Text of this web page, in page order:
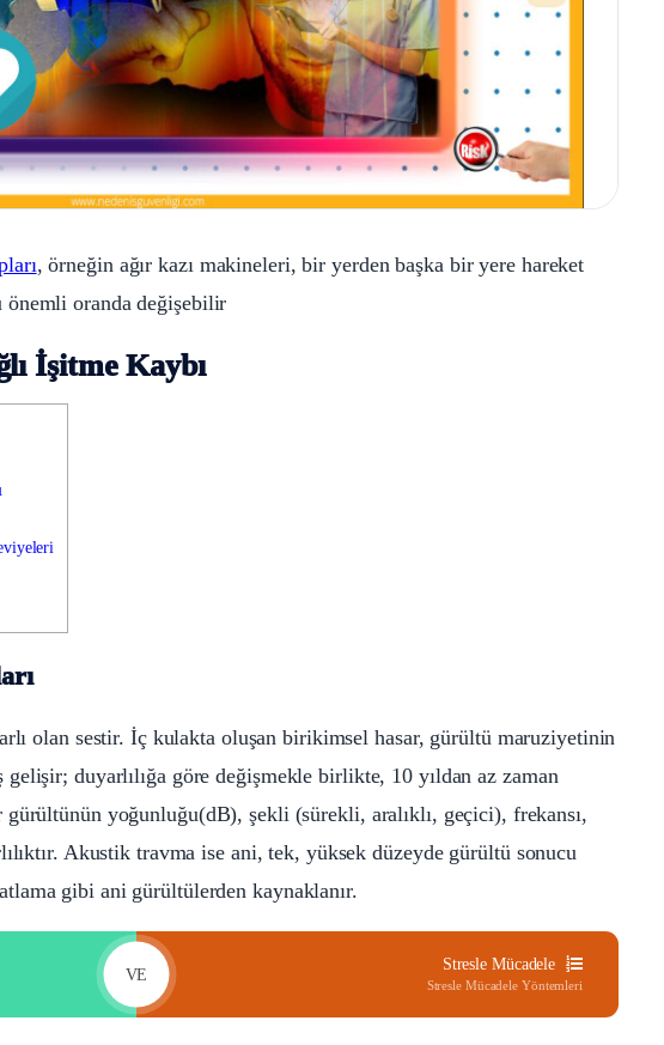
, örneğin ağır kazı makineleri, bir yerden başka bir yere hareket
oranda değişebilir
İşitme Kaybı
olan sestir. İç kulakta oluşan birikimsel hasar, gürültü maruziyetinin
duyarlılığa göre değişmekle birlikte, 10 yıldan az zaman
yoğunluğu(dB), şekli (sürekli, aralıklı, geçici), frekansı,
Akustik travma ise ani, tek, yüksek düzeyde gürültü sonucu
gibi ani gürültülerden kaynaklanır.
VE
Stresle Mücadele
Stresle Mücadele Yöntemleri